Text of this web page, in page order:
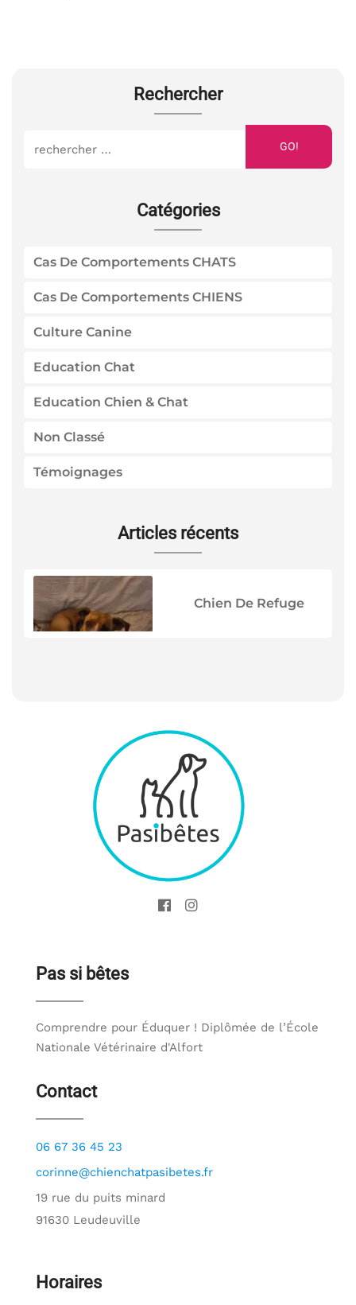
Rechercher
GO!
Catégories
Cas De Comportements CHATS
Cas De Comportements CHIENS
Culture Canine
Education Chat
Education Chien & Chat
Non Classé
Témoignages
Articles récents
Chien De Refuge
Pas si bêtes
Comprendre pour Éduquer ! Diplômée de l’École
Nationale Vétérinaire d'Alfort
Contact
06 67 36 45 23
corinne@chienchatpasibetes.fr
19 rue du puits minard
91630 Leudeuville
Horaires